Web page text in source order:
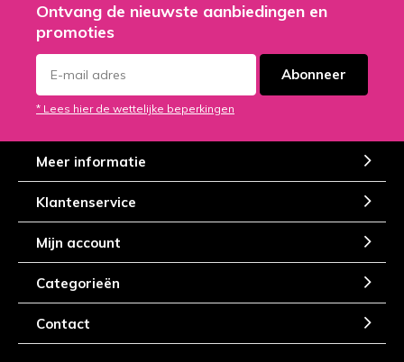
Ontvang de nieuwste aanbiedingen en
promoties
Abonneer
* Lees hier de wettelijke beperkingen
Meer informatie
Klantenservice
Mijn account
Categorieën
Contact